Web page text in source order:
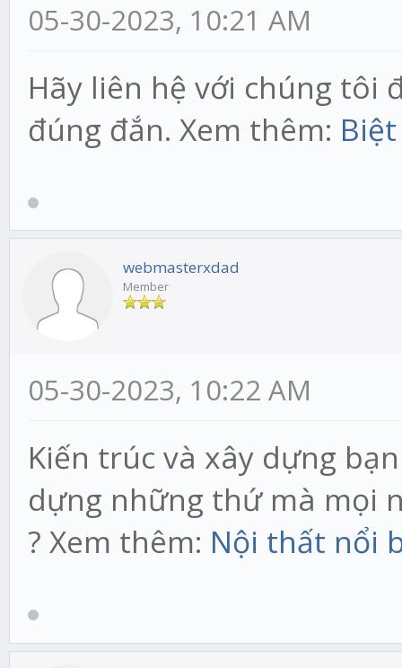
05-30-2023, 10:21 AM
Hãy liên hệ với chúng tôi
đúng đắn. Xem thêm:
webmasterxdad
Member
05-30-2023, 10:22 AM
Kiến trúc và xây dựng
dựng những thứ mà mọi
? Xem thêm: Nội thất nổi